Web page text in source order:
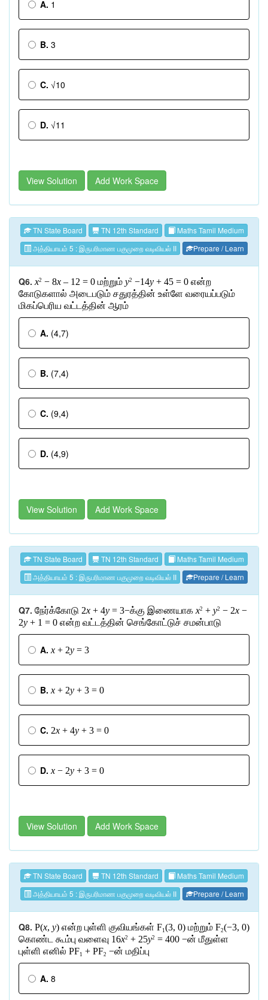
A. 1
B. 3
C. √10
D. √11
View Solution Add Work Space
TN State Board TN 12th Standard
Maths Tamil Medium
அத்தியாயம் 5 : இருபரிமாண பகுமுறை வடிவியல் II
Prepare / Learn
Q6. x2 − 8x – 12 = 0 மற்றும் y2 −14y + 45 = 0 என்ற
கோடுகளால் அடைபடும் சதுரத்தின் உள்ளே வரையப்படும்
மிகப்பெரிய வட்டத்தின் ஆரம்
A. (4,7)
B. (7,4)
C. (9,4)
D. (4,9)
View Solution Add Work Space
TN State Board TN 12th Standard
Maths Tamil Medium
அத்தியாயம் 5 : இருபரிமாண பகுமுறை வடிவியல் II
Prepare / Learn
Q7. நேர்க்கோடு 2x + 4y = 3−க்கு இணையாக x2 + y2 − 2x −
2y + 1 = 0 என்ற வட்டத்தின் செங்கோட்டுச் சமன்பாடு
A.x + 2y = 3
B.x + 2y + 3 = 0
C. 2x + 4y + 3 = 0
D.x − 2y + 3 = 0
View Solution Add Work Space
TN State Board TN 12th Standard
Maths Tamil Medium
அத்தியாயம் 5 : இருபரிமாண பகுமுறை வடிவியல் II
Prepare / Learn
Q8. P(x, y) என்ற புள்ளி குவியங்கள் F1 (3, 0) மற்றும் F2(−3, 0)
கொண்ட
கூம்பு வளைவு 16x2 + 25y2 = 400 −ன் மீதுள்ள
புள்ளி எனில் PF1 + PF2 −ன் மதிப்பு
A. 8